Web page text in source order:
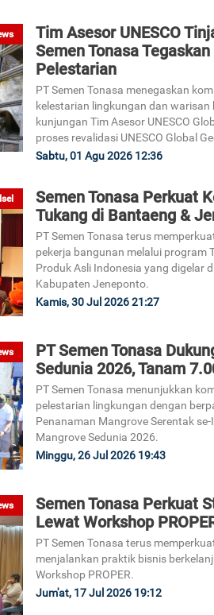
Tim Asesor UNESCO
Semen Tonasa
Pelestarian
PT Semen Tonasa menegaskan
kelestarian lingkungan dan
kunjungan Tim Asesor UNESCO
proses revalidasi UNESCO Global
Sabtu, 01 Agu 2026 12:36
Semen Tonasa Perkuat
Tukang di Bantaeng &
PT Semen Tonasa terus
pekerja bangunan melalui program
Produk Asli Indonesia yang digelar
Kabupaten Jeneponto.
Kamis, 30 Jul 2026 21:27
PT Semen Tonasa
Sedunia 2026, Tanam
PT Semen Tonasa menunjukkan
pelestarian lingkungan dengan
Penanaman Mangrove Serentak
Mangrove Sedunia 2026.
Minggu, 26 Jul 2026 19:43
Semen Tonasa Perkuat
Lewat Workshop
PT Semen Tonasa terus
menjalankan praktik bisnis
Workshop PROPER.
Jum'at, 17 Jul 2026 19:12